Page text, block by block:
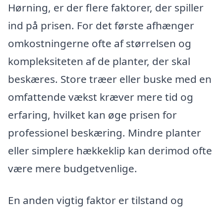
Hørning, er der flere faktorer, der spiller
ind på prisen. For det første afhænger
omkostningerne ofte af størrelsen og
kompleksiteten af de planter, der skal
beskæres. Store træer eller buske med en
omfattende vækst kræver mere tid og
erfaring, hvilket kan øge prisen for
professionel beskæring. Mindre planter
eller simplere hækkeklip kan derimod ofte
være mere budgetvenlige.
En anden vigtig faktor er tilstand og